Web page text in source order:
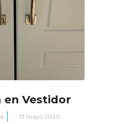
en Vestidor
13 mayo 2020